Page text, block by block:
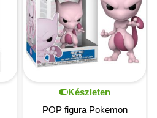
Készleten
POP figura Pokemon